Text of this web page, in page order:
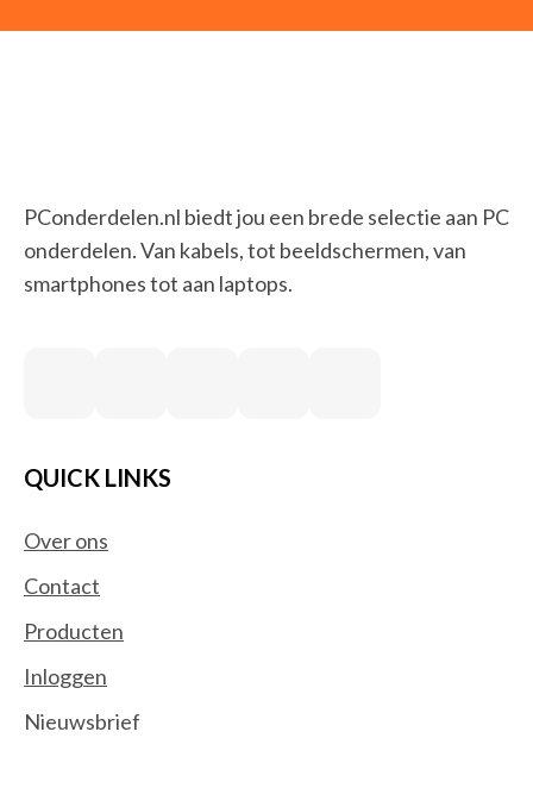
PConderdelen.nl biedt jou een brede selectie aan PC
onderdelen. Van kabels, tot beeldschermen, van
smartphones tot aan laptops.
QUICK LINKS
Over ons
Contact
Producten
Inloggen
Nieuwsbrief